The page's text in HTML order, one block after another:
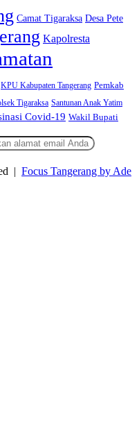
Camat Tigaraksa Desa Pete
Kapolresta
KPU Kabupaten Tangerang Pemkab
Tigaraksa Santunan Anak Yatim
Covid-19 Wakil Bupati
| Focus Tangerang by Ade